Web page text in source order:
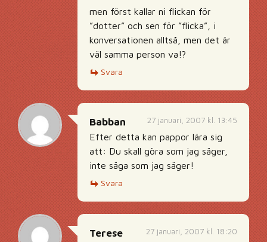
men först kallar ni flickan för
”dotter” och sen för ”flicka”, i
konversationen alltså, men det är
väl samma person va!?
Svara
27 januari, 2007 kl. 13:45
Babban
Efter detta kan pappor lära sig
att: Du skall göra som jag säger,
inte säga som jag säger!
Svara
27 januari, 2007 kl. 18:20
Terese